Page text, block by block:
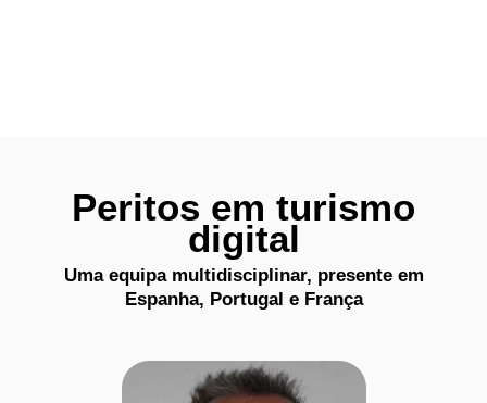
Peritos em turismo
digital
Uma equipa multidisciplinar, presente em
Espanha, Portugal e França